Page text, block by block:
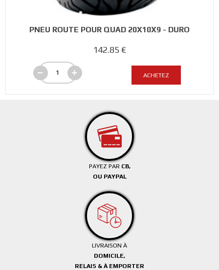
PNEU ROUTE POUR QUAD 20X10X9 - DURO
142.85 €
ACHETEZ
PAYEZ PAR CB,
OU PAYPAL
LIVRAISON À
DOMICILE,
RELAIS & À EMPORTER